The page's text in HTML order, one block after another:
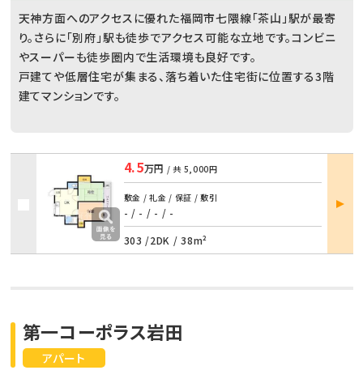
天神方面へのアクセスに優れた福岡市七隈線「茶山」駅が最寄
り。さらに「別府」駅も徒歩でアクセス可能な立地です。コンビニ
やスーパーも徒歩圏内で生活環境も良好です。
戸建てや低層住宅が集まる、落ち着いた住宅街に位置する3階
建てマンションです。
4.5万円 / 共 5,000円
敷金 / 礼金 / 保証 / 敷引
- / - / - / -
303 /2DK /38m²
部屋
詳細
アパート
第一コーポラス岩田